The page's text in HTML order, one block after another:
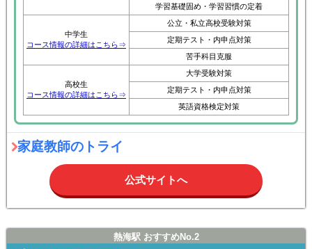
学習基礎固め・学習習慣の定着
中学生
コース情報の詳細はこちら⇒
公立・私立高校受験対策
定期テスト・内申点対策
苦手科目克服
高校生
コース情報の詳細はこちら⇒
大学受験対策
定期テスト・内申点対策
英語資格検定対策
家庭教師のトライ
公式サイトへ
熱海駅 おすすめNo.2